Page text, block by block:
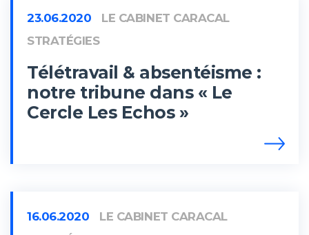
23.06.2020
LE CABINET CARACAL
STRATÉGIES
Télétravail & absentéisme :
notre tribune dans « Le
Cercle Les Echos »
16.06.2020
LE CABINET CARACAL